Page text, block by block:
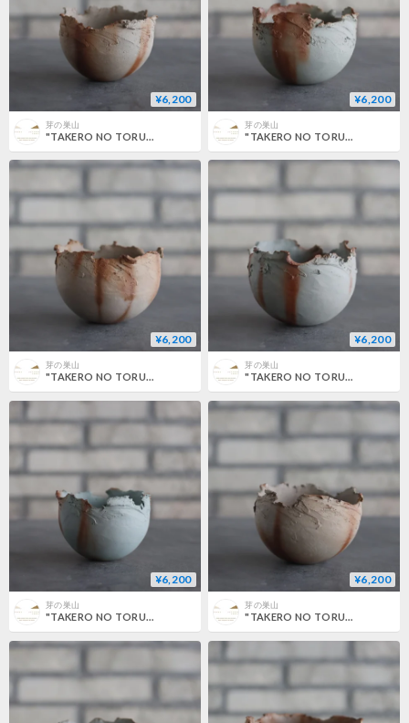
¥6,200
芽の巣山
"TAKERO NO TORUKO" / CHIGIRI / M (3.5号) no.802/173
¥6,200
芽の巣山
"TAKERO NO TORUKO" / CHIGIRI / M (3.5号) no.802/172
¥6,200
芽の巣山
"TAKERO NO TORUKO" / CHIGIRI / M (3.5号) no.802/171
¥6,200
芽の巣山
"TAKERO NO TORUKO" / CHIGIRI / M (3.5号) no.802/170
¥6,200
芽の巣山
"TAKERO NO TORUKO" / CHIGIRI / M (3.5号) no.802/169
¥6,200
芽の巣山
"TAKERO NO TORUKO" / CHIGIRI / M (3.5号) no.802/168